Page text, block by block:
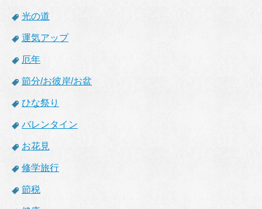
光の道
運気アップ
厄年
節分/お彼岸/お盆
ひな祭り
バレンタイン
お花見
修学旅行
節税